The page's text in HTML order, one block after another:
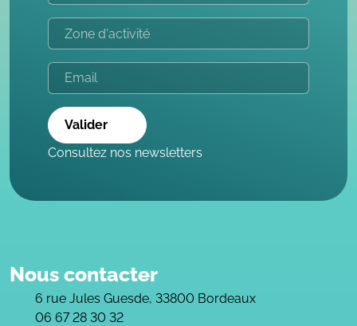
Valider
Consultez nos newsletters
Nous contacter
6 rue Jules Guesde, 33800 Bordeaux
06 67 28 30 32